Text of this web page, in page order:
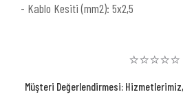
- Kablo Kesiti (mm2): 5x2,5
⭐⭐⭐⭐⭐
Müşteri Değerlendirmesi: